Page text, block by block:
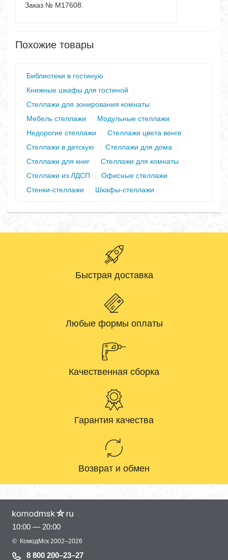
Заказ № М17608.
Похожие товары
Библиотеки в гостиную
Книжные шкафы для гостиной
Стеллажи для зонирования комнаты
Мебель стеллажи
Модульные стеллажи
Недорогие стеллажи
Стеллажи цвета венге
Стеллажи в детскую
Стеллажи для дома
Стеллажи для книг
Стеллажи для комнаты
Стеллажи из ЛДСП
Офисные стеллажи
Стенки-стеллажи
Шкафы-стеллажи
Быстрая доставка
Любые формы оплаты
Качественная сборка
Гарантия качества
Возврат и обмен
10:00 — 20:00
© КомодМск 2002–2026
8 800 200–23–27